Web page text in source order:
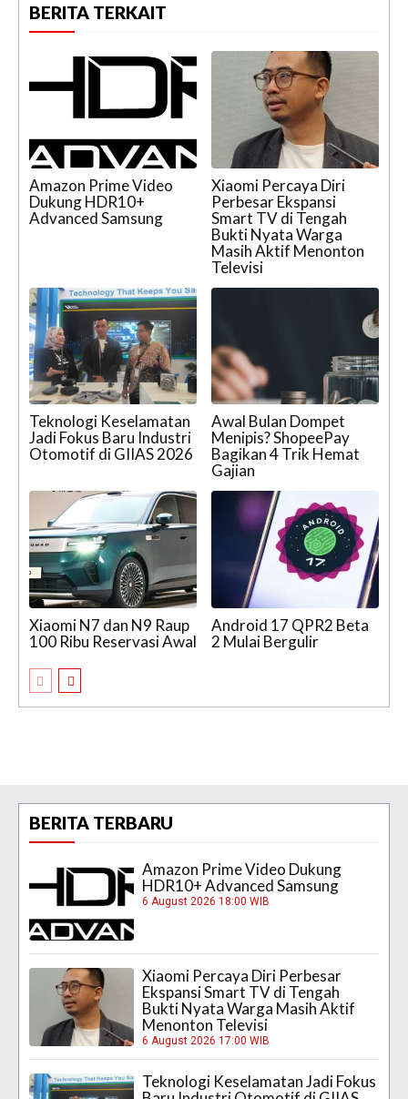
BERITA TERKAIT
Amazon Prime Video
Dukung HDR10+
Advanced Samsung
Xiaomi Percaya Diri
Perbesar Ekspansi
Smart TV di Tengah
Bukti Nyata Warga
Masih Aktif Menonton
Televisi
Teknologi Keselamatan
Jadi Fokus Baru Industri
Otomotif di GIIAS 2026
Awal Bulan Dompet
Menipis? ShopeePay
Bagikan 4 Trik Hemat
Gajian
Xiaomi N7 dan N9 Raup
100 Ribu Reservasi Awal
Android 17 QPR2 Beta
2 Mulai Bergulir
BERITA TERBARU
Amazon Prime Video Dukung
HDR10+ Advanced Samsung
6 August 2026 18:00 WIB
Xiaomi Percaya Diri Perbesar
Ekspansi Smart TV di Tengah
Bukti Nyata Warga Masih Aktif
Menonton Televisi
6 August 2026 17:00 WIB
Teknologi Keselamatan Jadi Fokus